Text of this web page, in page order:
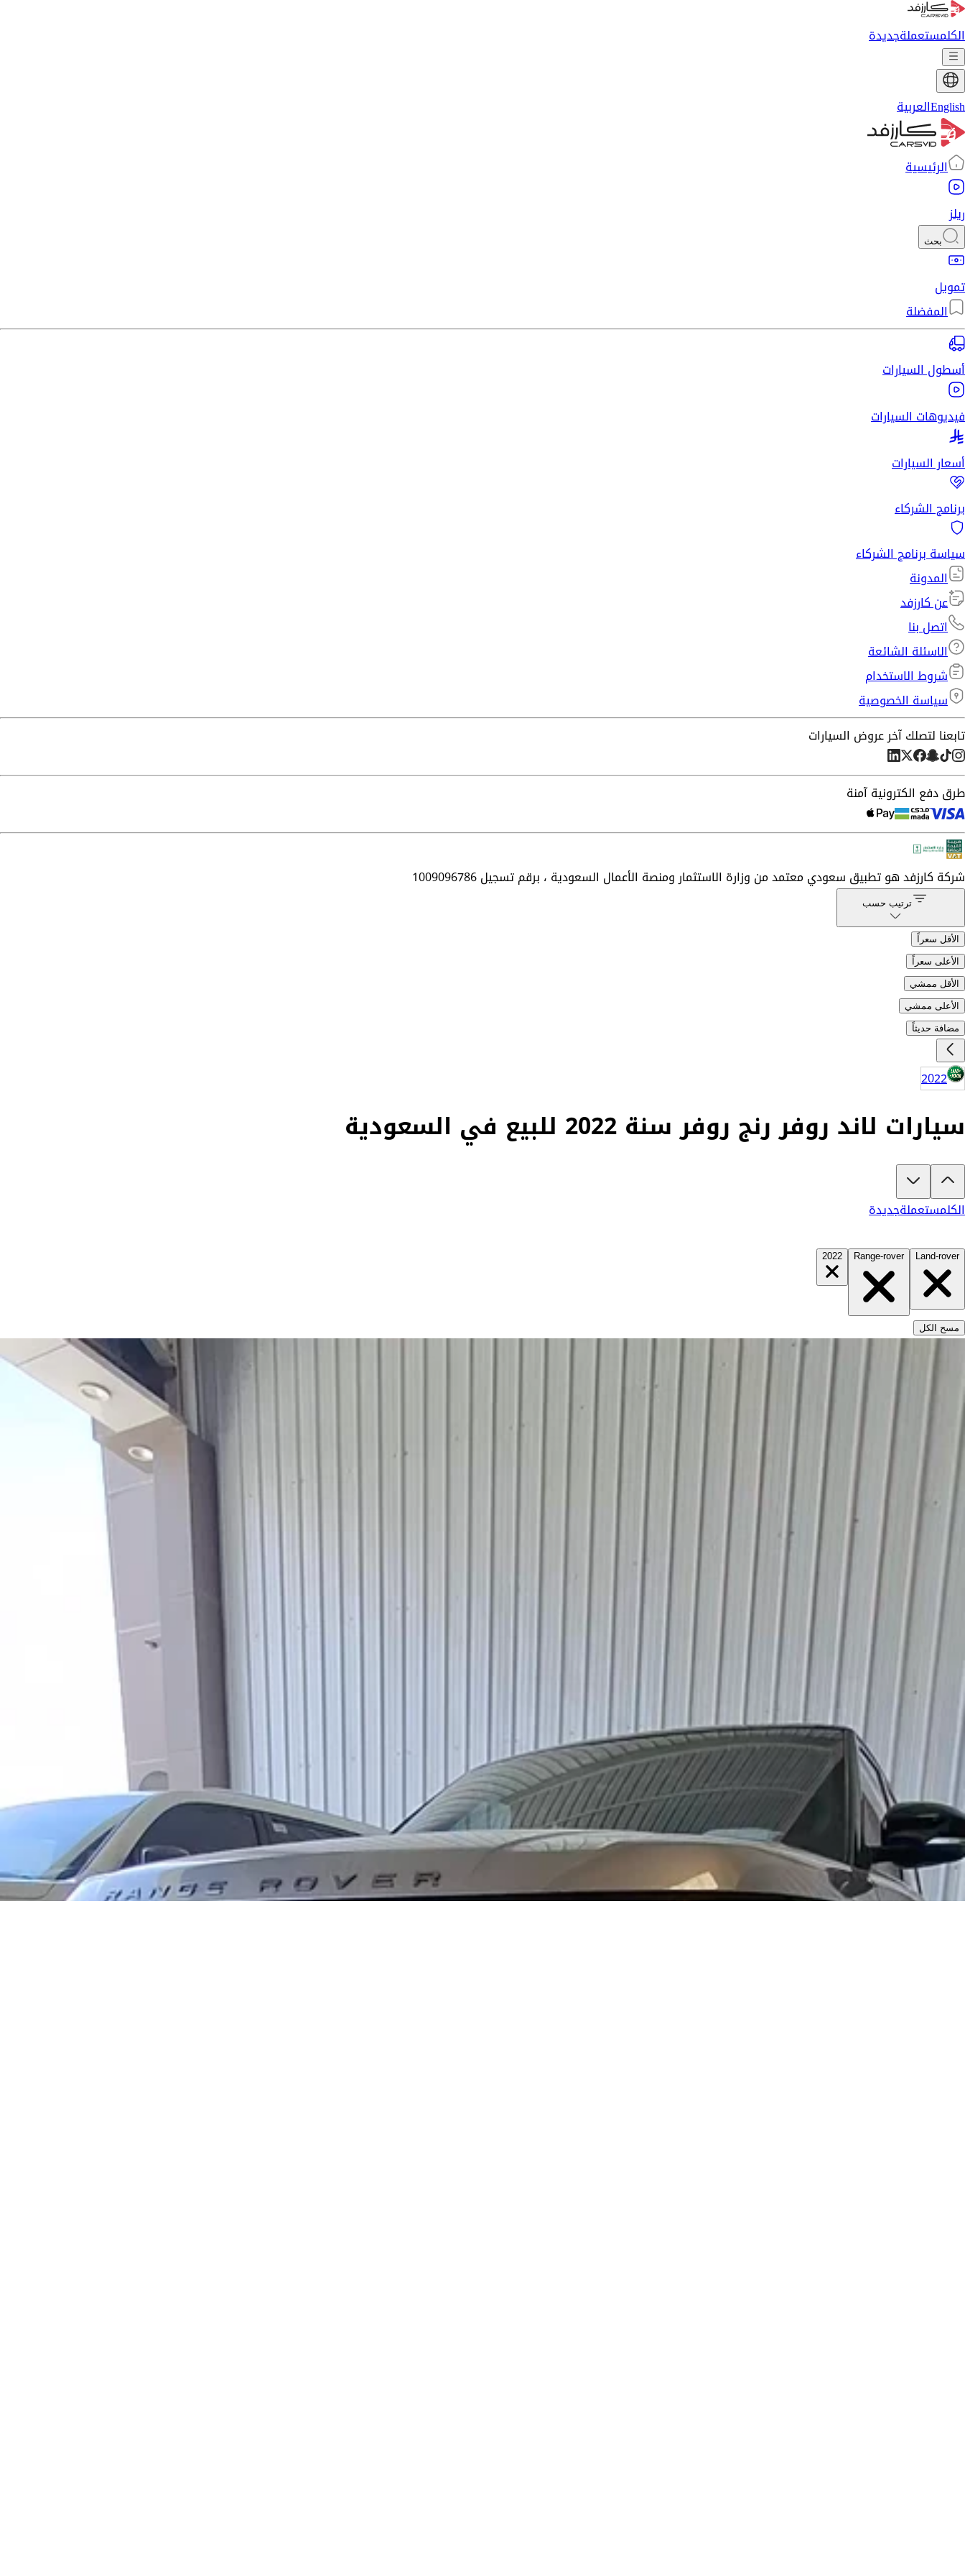
الكلمستعملةجديدة
Englishالعربية
الرئيسية
ريلز
بحث
تمويل
المفضلة
أسطول السيارات
فيديوهات السيارات
أسعار السيارات
برنامج الشركاء
سياسة برنامج الشركاء
المدونة
عن كارزفد
اتصل بنا
الاسئلة الشائعة
شروط الاستخدام
سياسة الخصوصية
تابعنا لتصلك آخر عروض السيارات
طرق دفع الكترونية آمنة
شركة كارزفدهو تطبيق سعودي معتمد من وزارة الاستثمار ومنصة الأعمال السعودية ، برقم تسجيل 1009096786
ترتيب حسب
الأقل سعراً
الأعلى سعراً
الأقل ممشي
الأعلى ممشي
مضافة حديثاً
2022
سيارات لاند روفر رنج روفر سنة 2022 للبيع في السعودية
تبغى تشتري لاند روفر رنج روفر 2022؟
الكلمستعملةجديدة
Land-rover
Range-rover
2022
مسح الكل